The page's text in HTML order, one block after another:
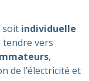
soit individuelle
tendre vers
,
de l’électricité et